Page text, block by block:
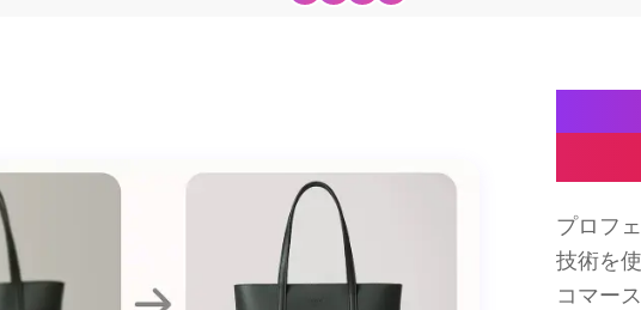
プロフ
技術を
コマー